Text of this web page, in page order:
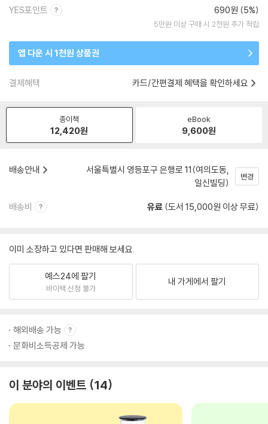
YES포인트 690원 (5%)
5만원 이상 구매 시 2천원 추가 적립
앱 다운 시 1천원 상품권
결제혜택 카드/간편결제 혜택을 확인하세요
종이책
12,420원
eBook
9,600원
배송안내
서울특별시 영등포구 은행로 11(여의도동,
일신빌딩)
변경
배송비 유료 (도서 15,000원 이상 무료)
이미 소장하고 있다면 판매해 보세요.
예스24에 팔기
바이백 신청 불가
내 가게에서 팔기
해외배송 가능
문화비소득공제 가능
이 분야의 이벤트 14